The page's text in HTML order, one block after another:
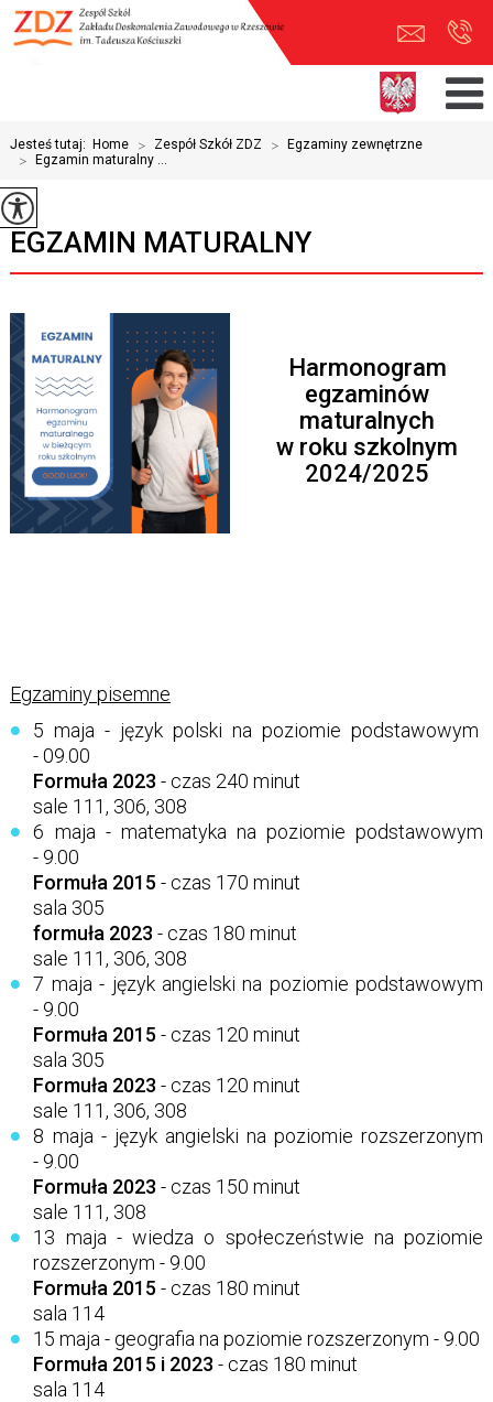
Jesteś tutaj: Home > Zespół Szkół ZDZ > Egzaminy zewnętrzne
> Egzamin maturalny ...
EGZAMIN MATURALNY
Harmonogram
egzaminów
maturalnych
w roku szkolnym
2024/2025
Egzaminy pisemne
5 maja - język polski na poziomie podstawowym
- 09.00
Formuła 2023 - czas 240 minut
sale 111, 306, 308
6 maja - matematyka na poziomie podstawowym
- 9.00
Formuła 2015- czas 170 minut
sala 305
formuła 2023 - czas 180 minut
sale 111, 306, 308
7 maja - język angielski na poziomie podstawowym
- 9.00
Formuła 2015- czas 120 minut
sala 305
Formuła 2023 - czas 120 minut
sale 111, 306, 308
8 maja - język angielski na poziomie rozszerzonym
- 9.00
Formuła 2023 - czas 150 minut
sale 111, 308
13 maja - wiedza o społeczeństwie na poziomie
rozszerzonym - 9.00
Formuła 2015- czas 180 minut
sala 114
15 maja - geografia na poziomie rozszerzonym - 9.00
Formuła 2015 i 2023 - czas 180 minut
sala 114